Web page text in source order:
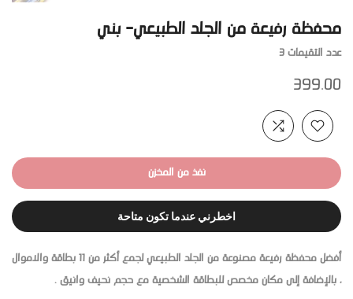
محفظة رفيعة من الجلد الطبيعي- بني
عدد التقيمات 3
399.00
نفذ من المخزن
اخطرني عندما تكون متاحة
أفضل محفظة رفيعة مصنوعة من الجلد الطبيعي لجمع أكثر من 11 بطاقة والاموال
، بالإضافة إلى مكان مخصص للبطاقة الشخصية مع حجم نحيف وانيق .